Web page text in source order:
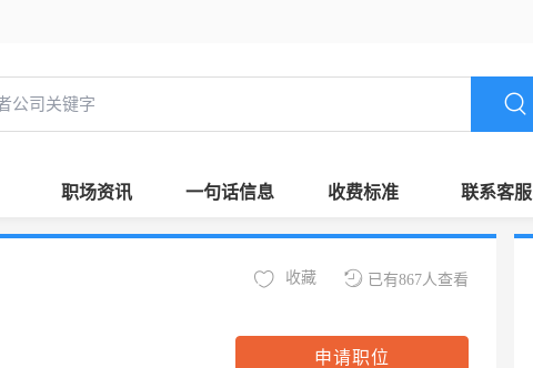
职场资讯 一句话信息 收费标准 联系客服
已有867人查看
收藏
申请职位